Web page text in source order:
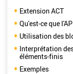
Extension ACT
Qu'est-ce que
Utilisation des
Interprétation
éléments-finis
Exemples